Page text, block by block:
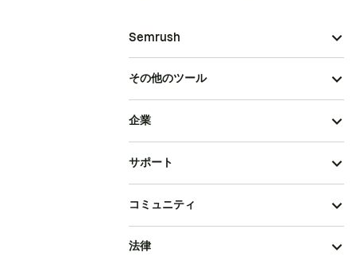
Semrush
その他のツール
企業
サポート
コミュニティ
法律